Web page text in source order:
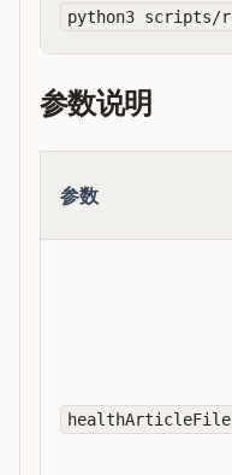
参数说明
参数
healthArticleFile